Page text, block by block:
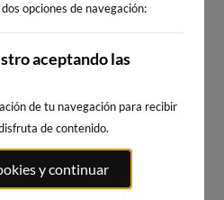
LA COLUMNA,
CERCANAS
opciones de navegación:
aceptando las
de tu navegación para recibir
de contenido.
y continuar